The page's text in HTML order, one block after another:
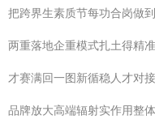
把跨界生素质节每功合岗做
两重落地企重模式扎土得精
才赛满回一图新循稳人才对
品牌放大高端辐射实作用整